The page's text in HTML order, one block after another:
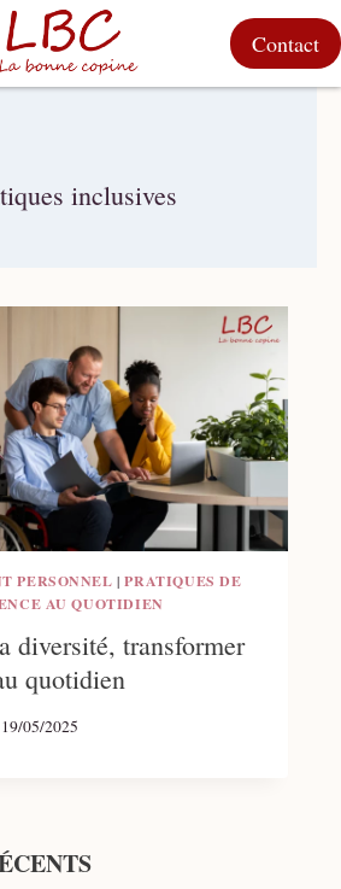
Contact
inclusives
PERSONNEL |PRATIQUES DE
AU QUOTIDIEN
diversité, transformer
quotidien
19/05/2025